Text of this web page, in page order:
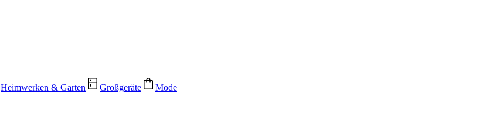
Heimwerken & Garten Großgeräte Mode